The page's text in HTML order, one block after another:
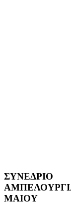
ΣΥΝΕΔΡΙΟ
ΜΑΙΟΥ